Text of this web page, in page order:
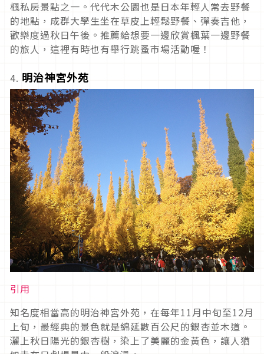
楓私房景點之一。代代木公園也是日本年輕人常去野餐
的地點，成群大學生坐在草皮上輕鬆野餐、彈奏吉他，
歡樂度過秋日午後。推薦給想要一邊欣賞楓葉一邊野餐
的旅人，這裡有時也有舉行跳蚤市場活動喔！
4. 明治神宮外苑
引用
知名度相當高的明治神宮外苑，在每年11月中旬至12月
上旬，最經典的景色就是綿延數百公尺的銀杏並木道。
灑上秋日陽光的銀杏樹，染上了美麗的金黃色，讓人猶